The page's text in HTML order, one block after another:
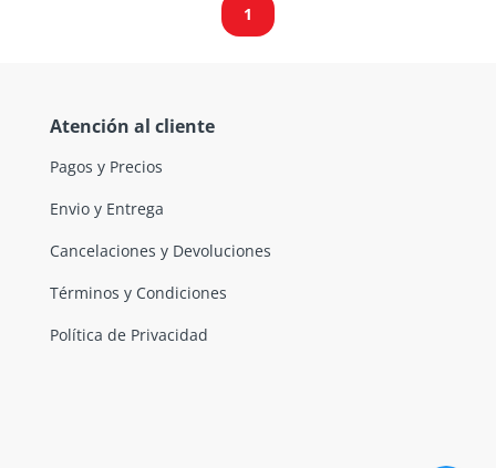
1
Atención al cliente
Pagos y Precios
Envio y Entrega
Cancelaciones y Devoluciones
Términos y Condiciones
Política de Privacidad